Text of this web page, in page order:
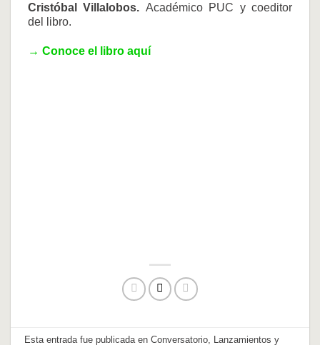
Cristóbal Villalobos. Académico PUC y coeditor
del libro.
→ Conoce el libro aquí
Esta entrada fue publicada enConversatorio Lanzamientos y